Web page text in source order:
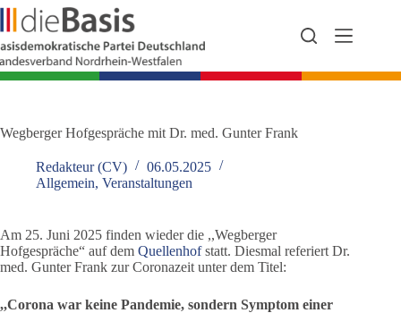
Zum
Inhalt
springen
Wegberger Hofgespräche mit Dr. med. Gunter Frank
Redakteur (CV)
06.05.2025
Allgemein, Veranstaltungen
Am 25. Juni 2025 finden wieder die ,,Wegberger
Hofgespräche“ auf dem Quellenhofstatt. Diesmal referiert Dr.
med. Gunter Frank zur Coronazeit unter dem Titel:
,,Corona war keine Pandemie, sondern Symptom einer